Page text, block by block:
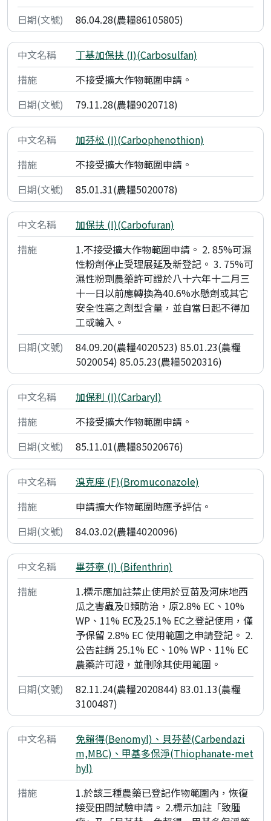
86.04.28(農糧86105805)
丁基加保扶 (I)(Carbosulfan)
不接受擴大作物範圍申請。
79.11.28(農糧9020718)
加芬松 (I)(Carbophenothion)
不接受擴大作物範圍申請。
85.01.31(農糧5020078)
加保扶 (I)(Carbofuran)
1.不接受擴大作物範圍申請。 2. 85%可濕
性粉劑停止受理展延及新登記。 3. 75%可
濕性粉劑農藥許可證於八十六年十二月三
十一日以前應轉換為40.6%水懸劑或其它
安全性高之劑型含量，並自當日起不得加
工或輸入。
84.09.20(農糧4020523) 85.01.23(農糧
5020054) 85.05.23(農糧5020316)
加保利 (I)(Carbaryl)
不接受擴大作物範圍申請。
85.11.01(農糧85020676)
溴克座 (F)(Bromuconazole)
申請擴大作物範圍時應予評估。
84.03.02(農糧4020096)
畢芬寧 (I) (Bifenthrin)
1.標示應加註禁止使用於豆苗及河床地西
瓜之害蟲及類防治，原2.8% EC、10%
WP、11% EC及25.1% EC之登記使用，僅
予保留 2.8% EC 使用範圍之申請登記。 2.
公告註銷 25.1% EC、10% WP、11% EC
農藥許可證，並刪除其使用範圍。
82.11.24(農糧2020844) 83.01.13(農糧
3100487)
免賴得(Benomyl)、貝芬替(Carbendazi
m,MBC)、甲基多保淨(Thiophanate-met
hyl)
1.於該三種農藥已登記作物範圍內，恢復
接受田間試驗申請。 2.標示加註「致腫